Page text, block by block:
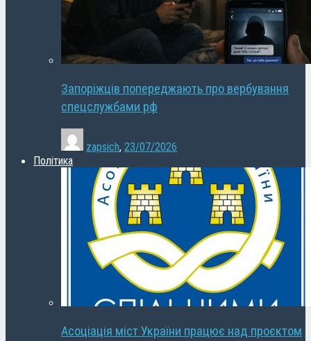
Запоріжців попереджають про вербування
спецслужбами рф
zapsich, 23/07/2026
Політика
Асоціація міст України працює над проєктом